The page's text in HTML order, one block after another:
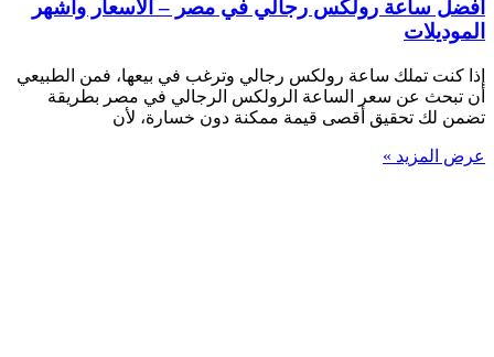
أفضل ساعة رولكس رجالي في مصر – الأسعار وأشهر
الموديلات
إذا كنت تملك ساعة رولكس رجالي وترغب في بيعها، فمن الطبيعي
أن تبحث عن سعر الساعة الرولكس الرجالي في مصر بطريقة
تضمن لك تحقيق أقصى قيمة ممكنة دون خسارة، لأن
عرض المزيد »